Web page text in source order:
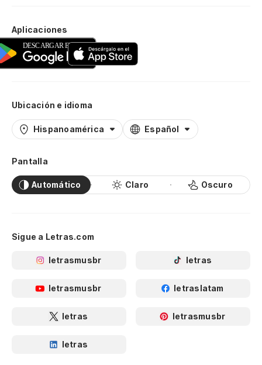
Aplicaciones
Ubicación e idioma
Hispanoamérica Español
Pantalla
Automático Claro Oscuro
Sigue a Letras.com
letrasmusbr letras
letrasmusbr letraslatam
letras letrasmusbr
letras